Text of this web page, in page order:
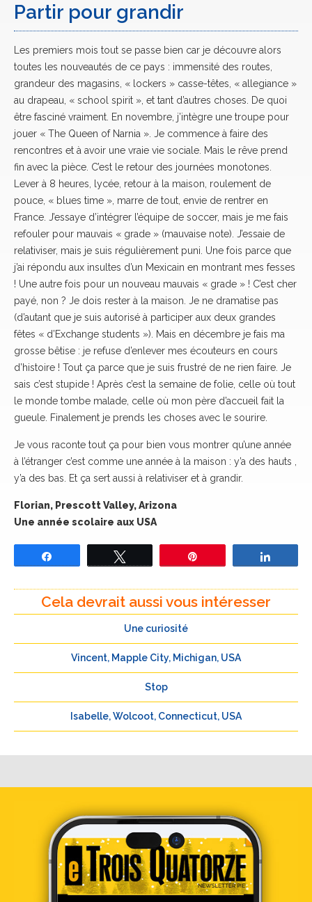
Partir pour grandir
Les premiers mois tout se passe bien car je découvre alors
toutes les nouveautés de ce pays : immensité des routes,
grandeur des magasins, « lockers » casse-têtes, « allegiance »
au drapeau, « school spirit », et tant d’autres choses. De quoi
être fasciné vraiment. En novembre, j’intègre une troupe pour
jouer « The Queen of Narnia ». Je commence à faire des
rencontres et à avoir une vraie vie sociale. Mais le rêve prend
fin avec la pièce. C’est le retour des journées monotones.
Lever à 8 heures, lycée, retour à la maison, roulement de
pouce, « blues time », marre de tout, envie de rentrer en
France. J’essaye d’intégrer l’équipe de soccer, mais je me fais
refouler pour mauvais « grade » (mauvaise note). J’essaie de
relativiser, mais je suis régulièrement puni. Une fois parce que
j’ai répondu aux insultes d’un Mexicain en montrant mes fesses
! Une autre fois pour un nouveau mauvais « grade » ! C’est cher
payé, non ? Je dois rester à la maison. Je ne dramatise pas
(d’autant que je suis autorisé à participer aux deux grandes
fêtes « d’Exchange students »). Mais en décembre je fais ma
grosse bêtise : je refuse d’enlever mes écouteurs en cours
d’histoire ! Tout ça parce que je suis frustré de ne rien faire. Je
sais c’est stupide ! Après c’est la semaine de folie, celle où tout
le monde tombe malade, celle où mon père d’accueil fait la
gueule. Finalement je prends les choses avec le sourire.
Je vous raconte tout ça pour bien vous montrer qu’une année
à l’étranger c’est comme une année à la maison : y’a des hauts ,
y’a des bas. Et ça sert aussi à relativiser et à grandir.
Florian, Prescott Valley, Arizona
Une année scolaire aux USA
Cela devrait aussi vous intéresser
Une curiosité
Vincent, Mapple City, Michigan, USA
Stop
Isabelle, Wolcoot, Connecticut, USA